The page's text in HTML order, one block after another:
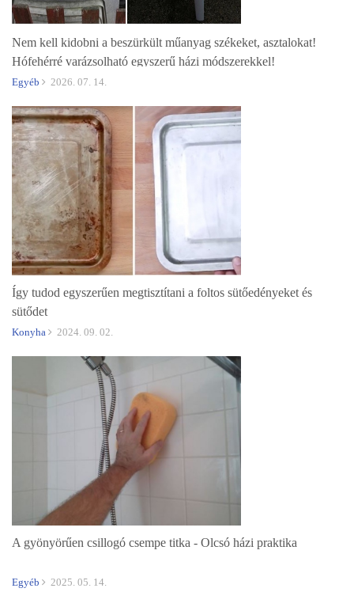
Nem kell kidobni a beszürkült műanyag székeket, asztalokat!
Hófehérré varázsolható egyszerű házi módszerekkel!
Egyéb 2026. 07. 14.
Így tudod egyszerűen megtisztítani a foltos sütőedényeket és
sütődet
Konyha 2024. 09. 02.
A gyönyörűen csillogó csempe titka - Olcsó házi praktika
Egyéb 2025. 05. 14.